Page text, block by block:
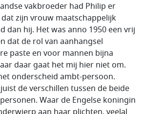
vakbroeder had Philip er
zijn vrouw maatschappelijk
dan hij. Het was anno 1950 een vrij
dat de rol van aanhangsel
paste en voor mannen bijna
daar gaat het mij hier niet om.
onderscheid ambt-persoon.
de verschillen tussen de beide
Waar de Engelse koningin